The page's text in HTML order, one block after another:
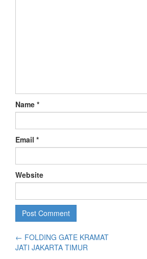
Name *
Email *
Website
← FOLDING GATE KRAMAT
JATI JAKARTA TIMUR